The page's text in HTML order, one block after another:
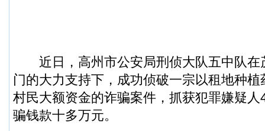
近日， 高州市公安局刑侦大队五中队
门的大力支持下，成功侦破一宗以租地种
村民大额资金的诈骗案件，抓获犯罪嫌疑
骗钱款十多万元。